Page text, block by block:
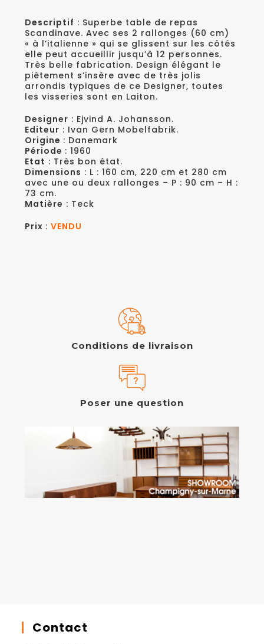
Descriptif : Superbe table de repas
Scandinave. Avec ses 2 rallonges (60 cm)
« à l’italienne » qui se glissent sur les côtés
elle peut accueillir jusqu’à 12 personnes.
Très belle fabrication. Design élégant le
piètement s’insère avec de très jolis
arrondis typiques de ce Designer, toutes
les visseries sont en Laiton.
Designer : Ejvind A. Johansson.
Editeur : Ivan Gern Mobelfabrik.
Origine : Danemark
Période : 1960
Etat : Très bon état.
Dimensions : L : 160 cm, 220 cm et 280 cm
avec une ou deux rallonges – P : 90 cm – H :
73 cm.
Matière : Teck
Prix :VENDU
Conditions de livraison
Poser une question
Contact